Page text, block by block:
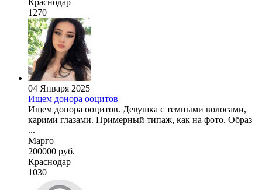
Краснодар
1270
04 Января 2025
Ищем донора ооцитов
Ищем донора ооцитов. Девушка с темными волосами,
карими глазами. Примерный типаж, как на фото. Образ
...
Марго
200000 руб.
Краснодар
1030